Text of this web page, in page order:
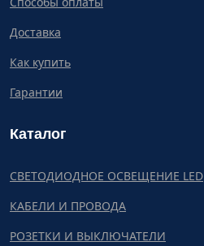
Доставка
Как купить
Гарантии
Каталог
СВЕТОДИОДНОЕ ОСВЕЩЕНИЕ LED
КАБЕЛИ И ПРОВОДА
РОЗЕТКИ И ВЫКЛЮЧАТЕЛИ